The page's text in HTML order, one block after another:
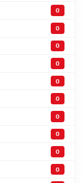
0
0
0
0
0
0
0
0
0
0